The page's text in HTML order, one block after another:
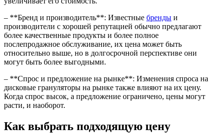
– **Бренд и производитель**: Известные бренды и
производители с хорошей репутацией обычно предлагают
более качественные продукты и более полное
послепродажное обслуживание, их цена может быть
относительно выше, но в долгосрочной перспективе они
могут быть более выгодными.
– **Спрос и предложение на рынке**: Изменения спроса на
дисковые грануляторы на рынке также влияют на их цену.
Когда спрос высок, а предложение ограничено, цены могут
расти, и наоборот.
Как выбрать подходящую цену